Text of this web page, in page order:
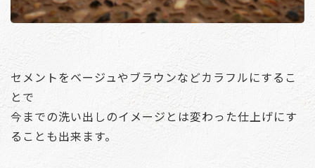
セメントをベージュやブラウンなどカラフルにするこ
とで
今までの洗い出しのイメージとは変わった仕上げにす
ることも出来ます。